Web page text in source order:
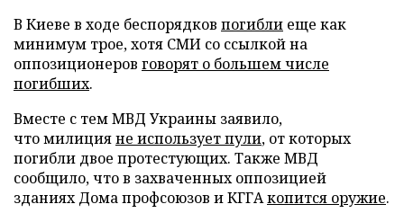
В Киеве в ходе беспорядков погибли еще как
минимум трое, хотя СМИ со ссылкой на
оппозиционеров говорят о большем числе
погибших.
Вместе с тем МВД Украины заявило,
что милицияне использует пули, от которых
погибли двое протестующих. Также МВД
сообщило, что в захваченных оппозицией
зданиях Дома профсоюзов и КГГАкопится оружие.